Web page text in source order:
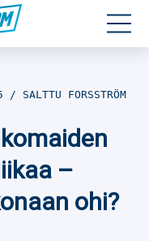
SALTTU FORSSTRÖM
–
ohi?